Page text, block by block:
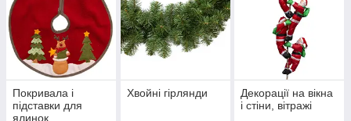
Покривала і
підставки для
ялинок
Хвойні гірлянди
Декорації на вікна
і стіни, вітражі